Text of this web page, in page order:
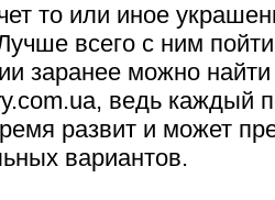
то или иное
всего с ним
заранее можно
ведь каждый
развит и может
вариантов.